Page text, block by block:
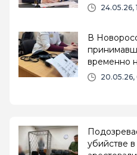
24.05.26,
В
временно
20.05.26,
убийстве